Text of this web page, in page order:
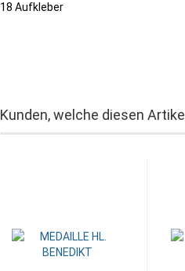
18 Aufkleber
Kunden, welche diesen